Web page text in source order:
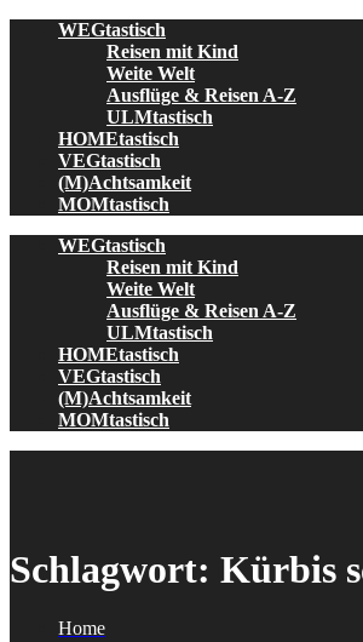
WEGtastisch
Reisen mit Kind
Weite Welt
Ausflüge & Reisen A-Z
ULMtastisch
HOMEtastisch
VEGtastisch
(M)Achtsamkeit
MOMtastisch
WEGtastisch
Reisen mit Kind
Weite Welt
Ausflüge & Reisen A-Z
ULMtastisch
HOMEtastisch
VEGtastisch
(M)Achtsamkeit
MOMtastisch
Schlagwort: Kürbis
Home